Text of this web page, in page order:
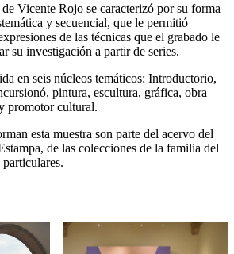
Vicente Rojo se caracterizó por su forma
y secuencial, que le permitió
de las técnicas que el grabado le
su investigación a partir de series.
en seis núcleos temáticos: Introductorio,
pintura, escultura, gráfica, obra
promotor cultural.
esta muestra son parte del acervo del
de las colecciones de la familia del